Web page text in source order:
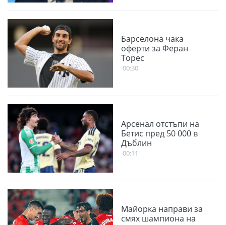
Барселона чака
оферти за Феран
Торес
00:30
Арсенал отстъпи на
Бетис пред 50 000 в
Дъблин
00:11
Майорка направи за
смях шампиона на